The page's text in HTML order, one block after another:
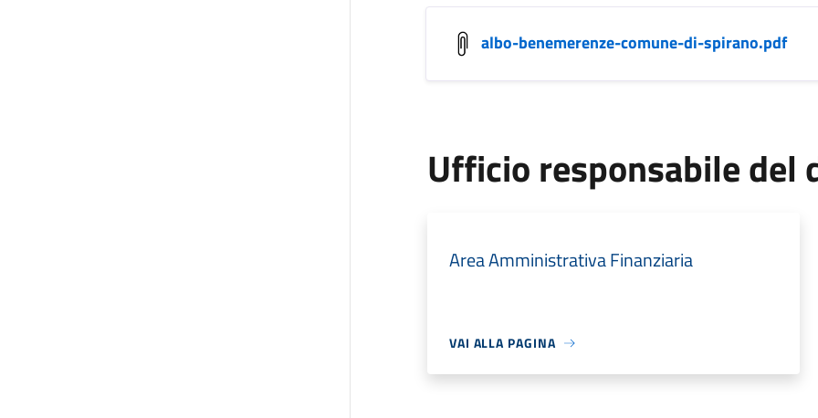
albo-benemerenze-comune-di-spirano.pdf
Ufficio responsabile del
Area Amministrativa Finanziaria
VAI ALLA PAGINA